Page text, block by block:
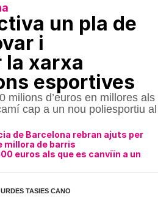
un pla de
i
la xarxa
esportives
milions d’euros en millores als
cap a un nou poliesportiu al
de Barcelona rebran ajuts per
millora de barris
euros als que es canviïn a un
TASIES CANO